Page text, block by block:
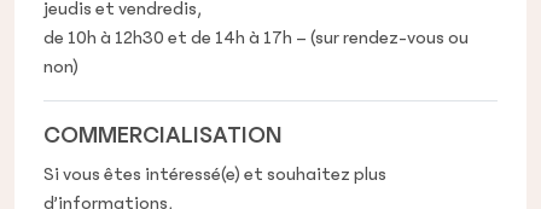
jeudis et vendredis,
de 10h à 12h30 et de 14h à 17h – (sur rendez-vous ou
non)
COMMERCIALISATION
Si vous êtes intéressé(e) et souhaitez plus
d’informations,